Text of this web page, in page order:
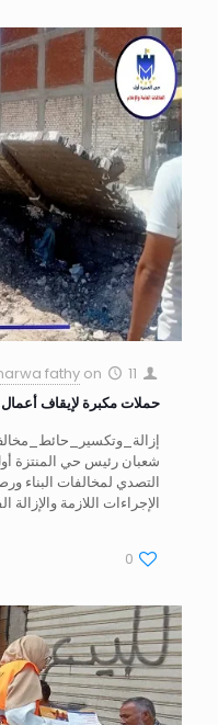
fathy on
11 أغسطس، 2024
حملات مكبرة لإيقاف أعمال
شعبان رئيس حي المنتزة
التصدي لمخالفات البناء
الإجراءات اللازمة والإزالة
0